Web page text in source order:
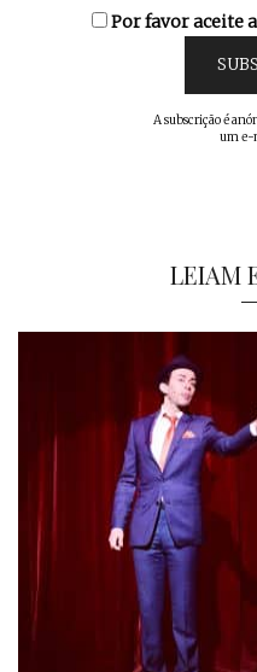
Por favor aceite a
A subscrição é
um e-
LEIAM